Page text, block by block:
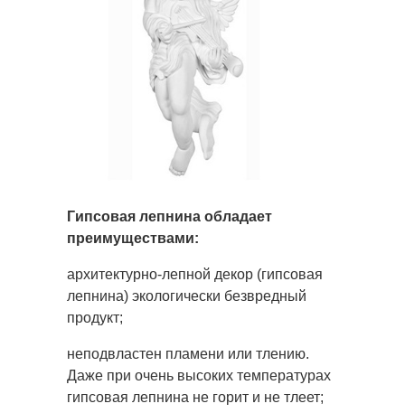
Гипсовая лепнина обладает
преимуществами:
архитектурно-лепной декор (гипсовая
лепнина) экологически безвредный
продукт;
неподвластен пламени или тлению.
Даже при очень высоких температурах
гипсовая лепнина не горит и не тлеет;